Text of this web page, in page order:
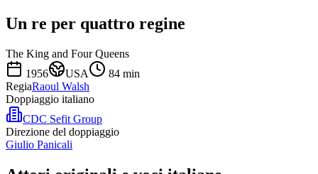
Un re per quattro regine
The King and Four Queens
1956
USA 84 min
RegiaRaoul Walsh
Doppiaggio italiano
CDC Sefit Group
Direzione del doppiaggio
Giulio Panicali